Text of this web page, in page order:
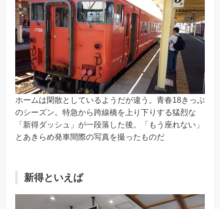
ホームは閑散としているようだが違う。青春18きっぷ
のシーズン。特急から跨線橋を上り下りする猛烈な
「新得ダッシュ」が一段落した後。「もう座れない」
とあきらめ発車間際の写真を撮ったものだ
新得といえば